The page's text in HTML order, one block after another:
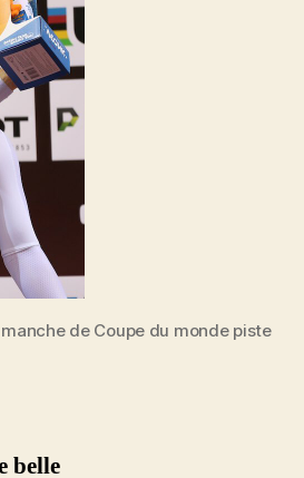
de Coupe du monde piste
belle